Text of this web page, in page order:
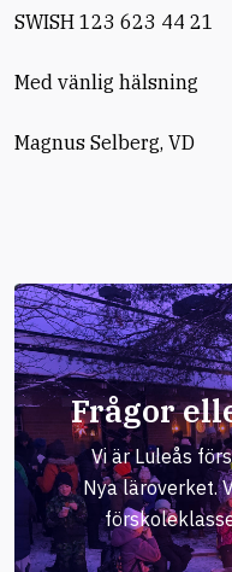
SWISH 123 623 44 21
Med vänlig hälsning
Magnus Selberg, VD
Frågor
Vi är Luleås
Nya läroverket.